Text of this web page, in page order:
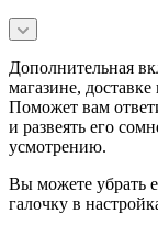
Дополнительная
магазине,
Поможет вам
и развеять его
усмотрению.
Вы можете убрать
галочку в